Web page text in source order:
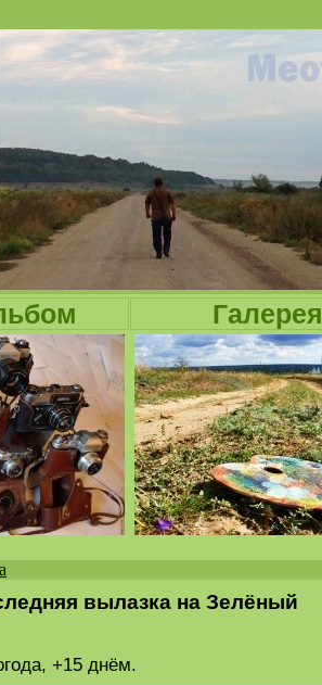
Галерея
вылазка на Зелёный
+15 днём.